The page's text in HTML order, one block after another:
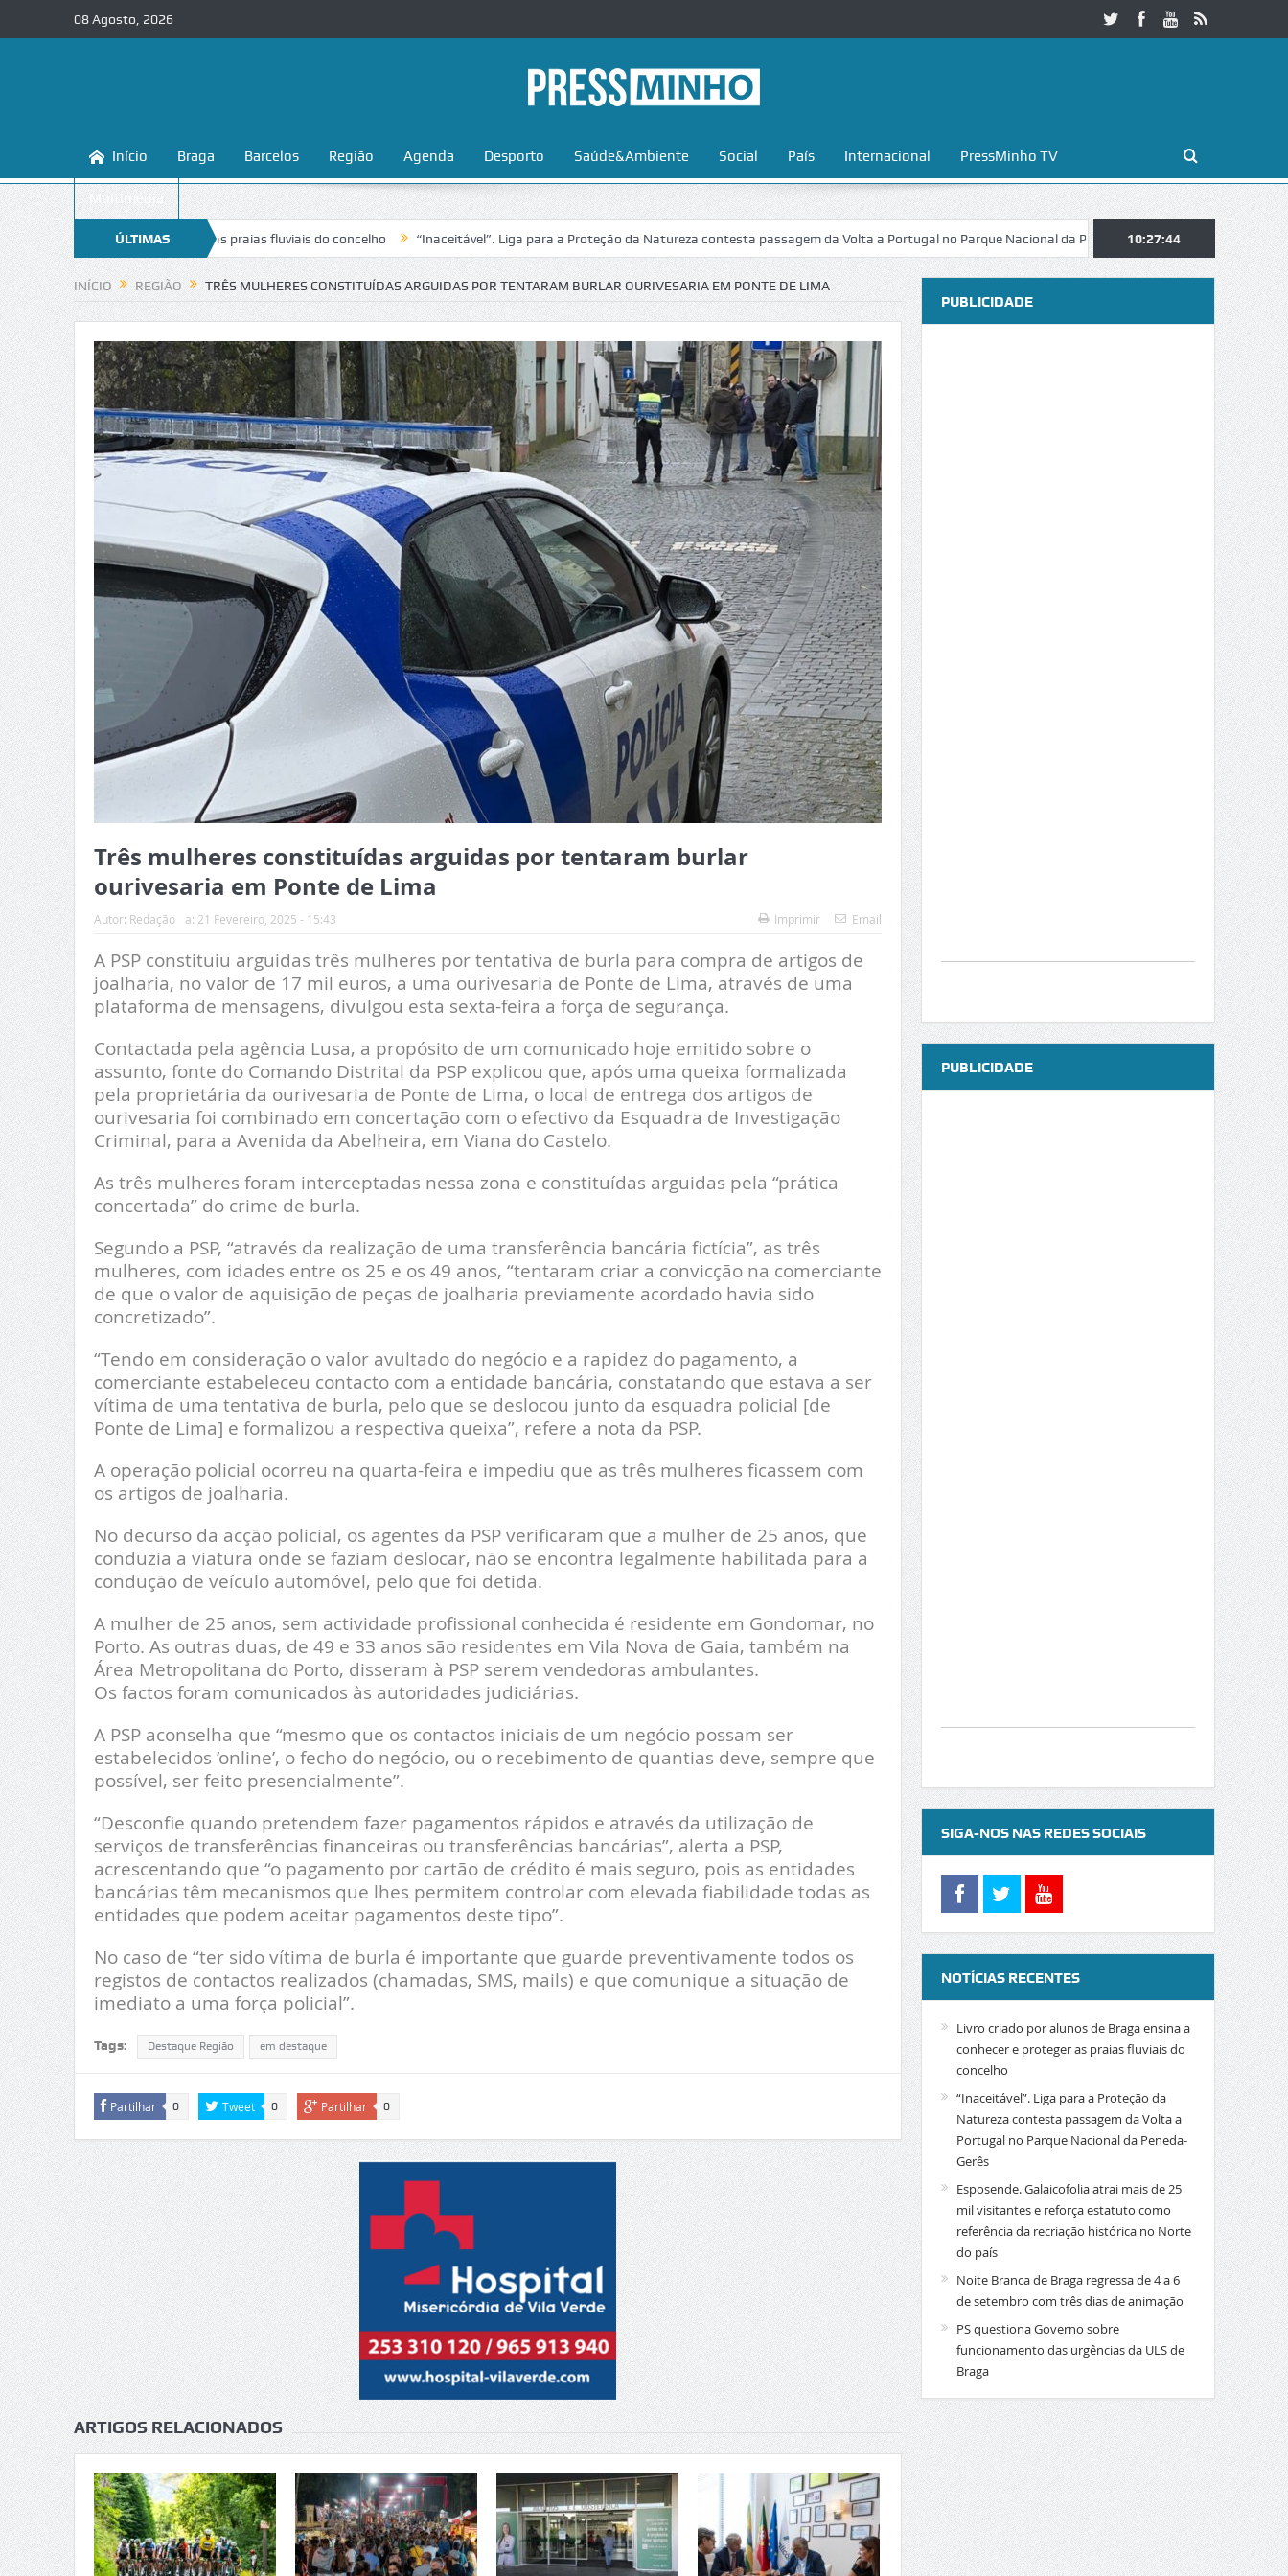
08 Agosto, 2026
Início Braga Barcelos Região Agenda Desporto Saúde&Ambiente Social País Internacional PressMinho TV
Multimédia
ÚLTIMAS
NOTÍCIAS
conhecer e proteger as praias fluviais do concelho “Inaceitável”. Liga para a Proteção da Natureza contesta passagem da Volta a Portugal no Parque Nacional da Peneda-Gerês Esposende. Galaicofolia
10:27:45
INÍCIO REGIÃO TRÊS MULHERES CONSTITUÍDAS ARGUIDAS POR TENTARAM BURLAR OURIVESARIA EM PONTE DE LIMA
Três mulheres constituídas arguidas por tentaram burlar
ourivesaria em Ponte de Lima
Autor: Redação a: 21 Fevereiro, 2025 - 15:43 Imprimir Email
A PSP constituiu arguidas três mulheres por tentativa de burla para compra de artigos de
joalharia, no valor de 17 mil euros, a uma ourivesaria de Ponte de Lima, através de uma
plataforma de mensagens, divulgou esta sexta-feira a força de segurança.
Contactada pela agência Lusa, a propósito de um comunicado hoje emitido sobre o
assunto, fonte do Comando Distrital da PSP explicou que, após uma queixa formalizada
pela proprietária da ourivesaria de Ponte de Lima, o local de entrega dos artigos de
ourivesaria foi combinado em concertação com o efectivo da Esquadra de Investigação
Criminal, para a Avenida da Abelheira, em Viana do Castelo.
As três mulheres foram interceptadas nessa zona e constituídas arguidas pela “prática
concertada” do crime de burla.
Segundo a PSP, “através da realização de uma transferência bancária fictícia”, as três
mulheres, com idades entre os 25 e os 49 anos, “tentaram criar a convicção na comerciante
de que o valor de aquisição de peças de joalharia previamente acordado havia sido
concretizado”.
“Tendo em consideração o valor avultado do negócio e a rapidez do pagamento, a
comerciante estabeleceu contacto com a entidade bancária, constatando que estava a ser
vítima de uma tentativa de burla, pelo que se deslocou junto da esquadra policial [de
Ponte de Lima] e formalizou a respectiva queixa”, refere a nota da PSP.
A operação policial ocorreu na quarta-feira e impediu que as três mulheres ficassem com
os artigos de joalharia.
No decurso da acção policial, os agentes da PSP verificaram que a mulher de 25 anos, que
conduzia a viatura onde se faziam deslocar, não se encontra legalmente habilitada para a
condução de veículo automóvel, pelo que foi detida.
A mulher de 25 anos, sem actividade profissional conhecida é residente em Gondomar, no
Porto. As outras duas, de 49 e 33 anos são residentes em Vila Nova de Gaia, também na
Área Metropolitana do Porto, disseram à PSP serem vendedoras ambulantes.
Os factos foram comunicados às autoridades judiciárias.
A PSP aconselha que “mesmo que os contactos iniciais de um negócio possam ser
estabelecidos ‘online’, o fecho do negócio, ou o recebimento de quantias deve, sempre que
possível, ser feito presencialmente”.
“Desconfie quando pretendem fazer pagamentos rápidos e através da utilização de
serviços de transferências financeiras ou transferências bancárias”, alerta a PSP,
acrescentando que “o pagamento por cartão de crédito é mais seguro, pois as entidades
bancárias têm mecanismos que lhes permitem controlar com elevada fiabilidade todas as
entidades que podem aceitar pagamentos deste tipo”.
No caso de “ter sido vítima de burla é importante que guarde preventivamente todos os
registos de contactos realizados (chamadas, SMS, mails) e que comunique a situação de
imediato a uma força policial”.
Tags: Destaque Região em destaque
Partilhar 0 Tweet 0 Partilhar 0
ARTIGOS RELACIONADOS
PUBLICIDADE
PUBLICIDADE
SIGA-NOS NAS REDES SOCIAIS
NOTÍCIAS RECENTES
Livro criado por alunos de Braga ensina a
conhecer e proteger as praias fluviais do
concelho
“Inaceitável”. Liga para a Proteção da
Natureza contesta passagem da Volta a
Portugal no Parque Nacional da Peneda-
Gerês
Esposende. Galaicofolia atrai mais de 25
mil visitantes e reforça estatuto como
referência da recriação histórica no Norte
do país
Noite Branca de Braga regressa de 4 a 6
de setembro com três dias de animação
PS questiona Governo sobre
funcionamento das urgências da ULS de
Braga